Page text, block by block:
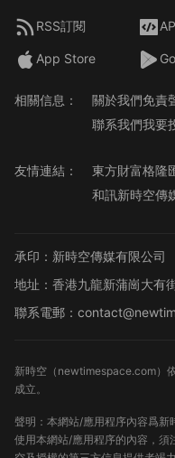
RSS訂閱
App Store
相關信息： 關於我們免責
聯系我們我要
友情連結： 東方財富格隆
和訊新時空傳
承印：新時空傳媒有限公司
地址：香港九龍新蒲崗大有
聯系電郵：
新時空（ newtimespace.com）
成立。
聲明：本網站/應用程序內容爲新
使用本網站/應用程序的內容，須